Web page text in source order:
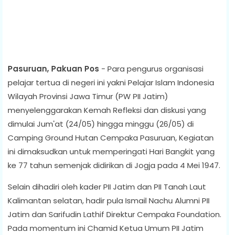
Pasuruan, Pakuan Pos - Para pengurus organisasi
pelajar tertua di negeri ini yakni Pelajar Islam Indonesia
Wilayah Provinsi Jawa Timur (PW PII Jatim)
menyelenggarakan Kemah Refleksi dan diskusi yang
dimulai Jum'at (24/05) hingga minggu (26/05) di
Camping Ground Hutan Cempaka Pasuruan, Kegiatan
ini dimaksudkan untuk memperingati Hari Bangkit yang
ke 77 tahun semenjak didirikan di Jogja pada 4 Mei 1947.
Selain dihadiri oleh kader PII Jatim dan PII Tanah Laut
Kalimantan selatan, hadir pula Ismail Nachu Alumni PII
Jatim dan Sarifudin Lathif Direktur Cempaka Foundation.
Pada momentum ini Chamid Ketua Umum PII Jatim